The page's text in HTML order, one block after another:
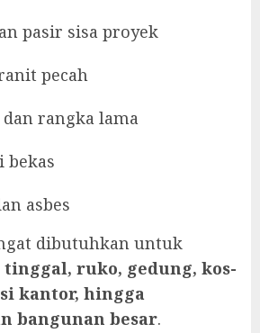
pasir sisa proyek
pecah
rangka lama
bekas
asbes
dibutuhkan untuk
ruko, gedung, kos-
kantor, hingga
bangunan besar.